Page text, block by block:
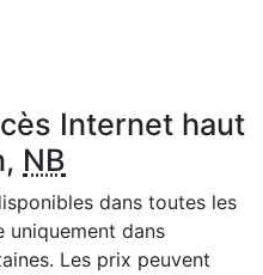
Internet haut
NB
dans toutes les
uniquement dans
Les prix peuvent